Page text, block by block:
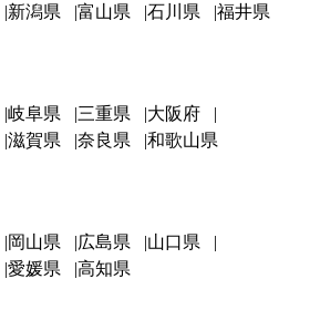
新潟県 富山県 石川県 福井県
岐阜県 三重県
大阪府
滋賀県 奈良県 和歌山県
岡山県 広島県
山口県
愛媛県 高知県